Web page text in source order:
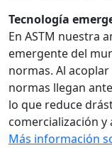
Tecnología
En ASTM nuestra
emergente del
normas. Al
normas llegan
lo que reduce
comercialización
Más información